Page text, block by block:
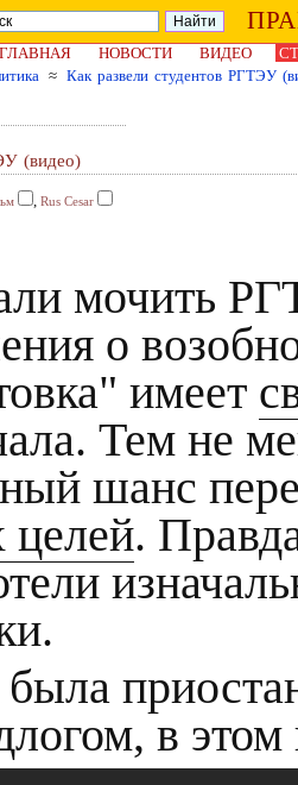
ГЛАВНАЯ НОВОСТИ ВИДЕО
≈ Как развели студентов РГТЭУ
(видео)
, Rus Cesar
мочить
о
имеет
Тем не
шанс
целей.
в этом